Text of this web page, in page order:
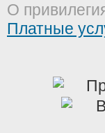
О
Платные